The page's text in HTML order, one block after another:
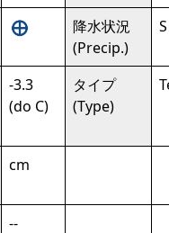
降水状況
(Precip.)
-3.3
(do C)
タイプ
(Type)
cm
--